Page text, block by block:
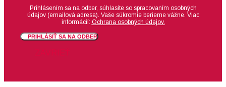
Prihlásením sa na odber, súhlasíte so spracovaním osobných
údajov (emailová adresa). Vaše súkromie berieme vážne. Viac
informácií: Ochrana osobných údajov.
PRIHLÁSIŤ SA NA ODBER